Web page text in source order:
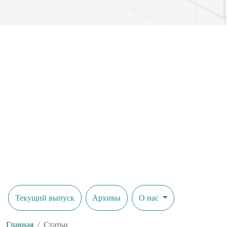
Текущий выпуск Архивы О нас
Главная Статьи